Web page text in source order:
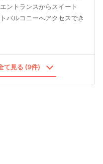
ントランスからスイート
バルコニーへアクセスでき
て見る (9件)